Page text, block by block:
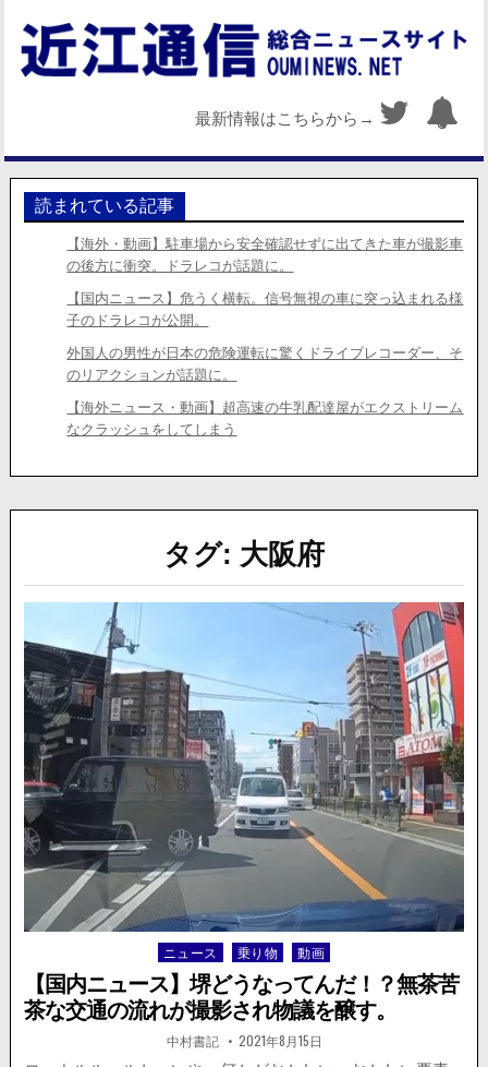
最新情報はこちらから→
読まれている記事
【海外・動画】駐車場から安全確認せずに出てきた車が撮影車
の後方に衝突。ドラレコが話題に。
【国内ニュース】危うく横転。信号無視の車に突っ込まれる様
子のドラレコが公開。
外国人の男性が日本の危険運転に驚くドライブレコーダー、そ
のリアクションが話題に。
【海外ニュース・動画】超高速の牛乳配達屋がエクストリーム
なクラッシュをしてしまう
タグ: 大阪府
Posted
in
ニュース 乗り物 動画
【国内ニュース】堺どうなってんだ！？無茶苦
茶な交通の流れが撮影され物議を醸す。
著
者:
中村書記 掲
載
2021年8月15日